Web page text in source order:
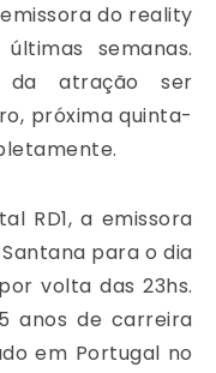
do reality
semanas.
da atração ser
próxima quinta-
RD1, a emissora
para o dia
volta das 23hs.
anos de carreira
em Portugal no